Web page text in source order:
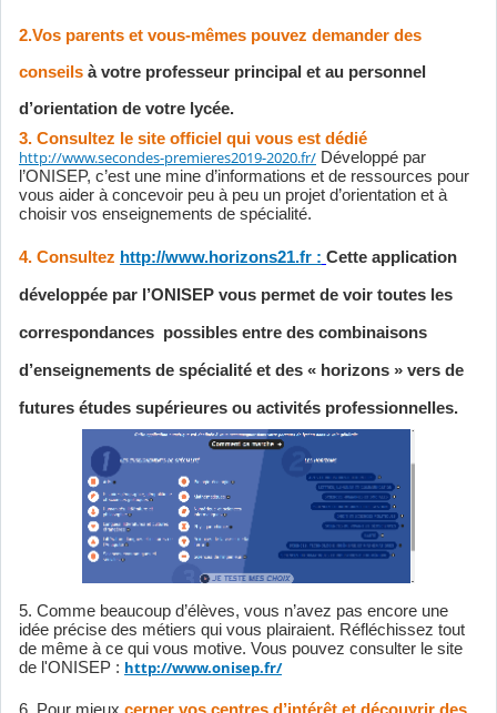
2.Vos parents et vous-mêmes pouvez demander des
conseils à votre professeur principal et au personnel
d’orientation de votre lycée.
3. Consultez le site officiel qui vous est dédié
http://www.secondes-premieres2019-2020.fr/ Développé par
l’ONISEP, c’est une mine d’informations et de ressources pour
vous aider à concevoir peu à peu un projet d’orientation et à
choisir vos enseignements de spécialité.
4. Consultez http://www.horizons21.fr : Cette application
développée par l’ONISEP vous permet de voir toutes les
correspondances possibles entre des combinaisons
d’enseignements de spécialité et des « horizons » vers de
futures études supérieures ou activités professionnelles.
5. Comme beaucoup d’élèves, vous n’avez pas encore une
idée précise des métiers qui vous plairaient. Réfléchissez tout
de même à ce qui vous motive. Vous pouvez consulter le site
de l'ONISEP : http://www.onisep.fr/